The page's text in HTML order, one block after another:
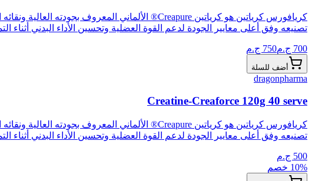
تصنيعه وفق أعلى معايير الجودة لدعم القوة العضلية وتحسين الأداء البدني أثناء
700 ج.م750 ج.م
أضف للسلة
dragonpharma
Creatine-Creaforce 120g 40 serve
تصنيعه وفق أعلى معايير الجودة لدعم القوة العضلية وتحسين الأداء البدني أثناء
500 ج.م
10% خصم